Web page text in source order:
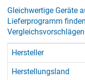
Gleichwertige Geräte
Lieferprogramm
Hersteller
Herstellungsland